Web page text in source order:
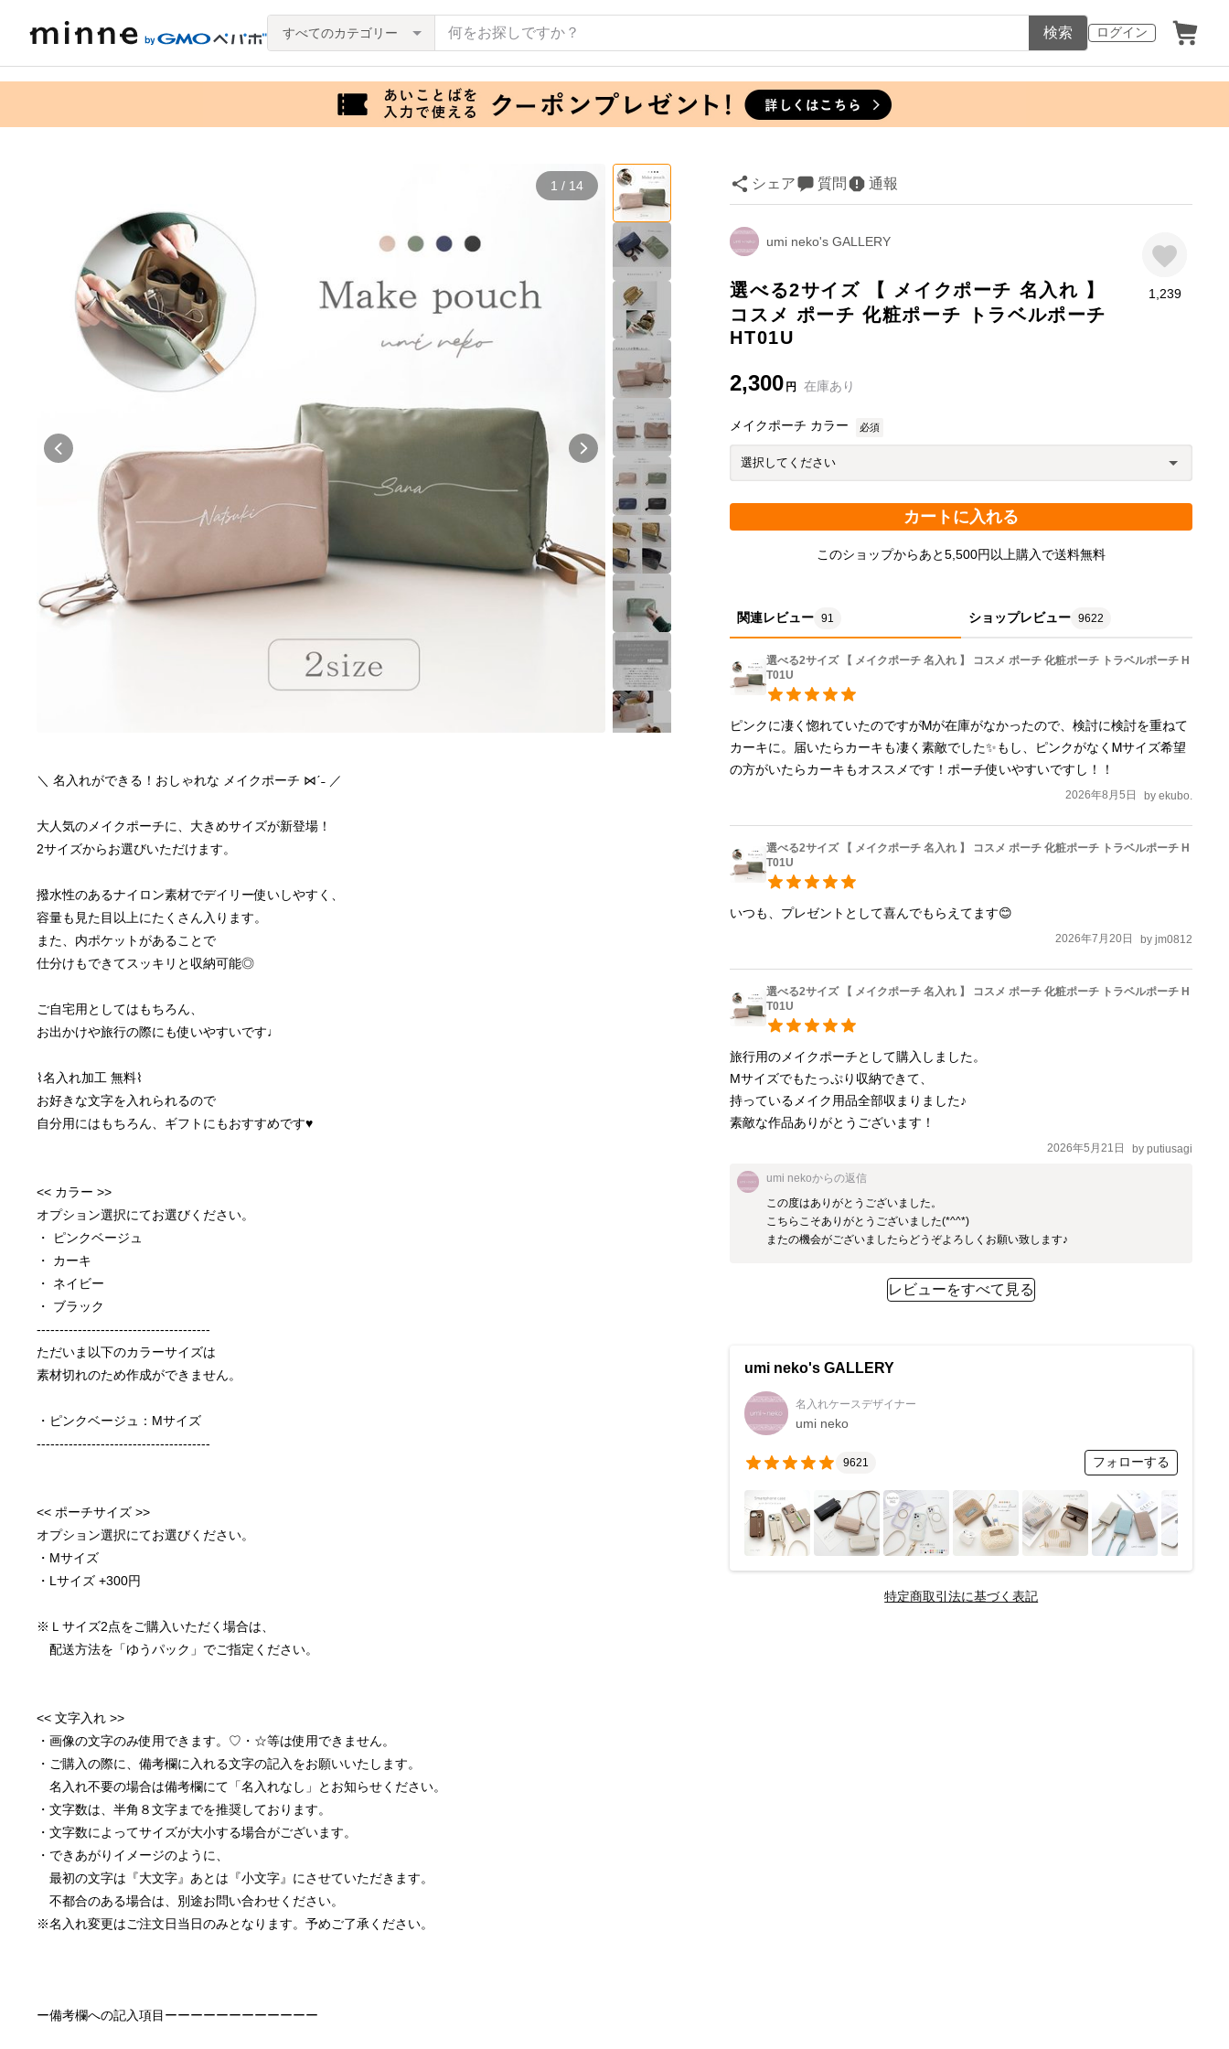
ログイン
すべてのカテゴリー 検索
1 / 14 シェア 質問 通報
umi neko's GALLERY
選べる2サイズ 【 メイクポーチ 名入れ 】
コスメ ポーチ 化粧ポーチ トラベルポーチ
HT01U
2,300 円 在庫あり
1,239
メイクポーチ カラー 必須
カートに入れる
このショップからあと5,500円以上購入で送料無料
＼ 名入れができる！おしゃれな メイクポーチ ⋈ˊ˗ ／
大人気のメイクポーチに、大きめサイズが新登場！
2サイズからお選びいただけます。
撥水性のあるナイロン素材でデイリー使いしやすく、
容量も見た目以上にたくさん入ります。
また、内ポケットがあることで
仕分けもできてスッキリと収納可能◎
ご自宅用としてはもちろん、
お出かけや旅行の際にも使いやすいです♩
⌇名入れ加工 無料⌇
お好きな文字を入れられるので
自分用にはもちろん、ギフトにもおすすめです♥
<< カラー >>
オプション選択にてお選びください。
・ ピンクベージュ
・ カーキ
・ ネイビー
・ ブラック
--------------------------------------
ただいま以下のカラーサイズは
素材切れのため作成ができません。
・ピンクベージュ：Mサイズ
--------------------------------------
<< ポーチサイズ >>
オプション選択にてお選びください。
・Mサイズ
・Lサイズ +300円
※Ｌサイズ2点をご購入いただく場合は、
配送方法を「ゆうパック」でご指定ください。
<< 文字入れ >>
・画像の文字のみ使用できます。♡・☆等は使用できません。
・ご購入の際に、備考欄に入れる文字の記入をお願いいたします。
名入れ不要の場合は備考欄にて「名入れなし」とお知らせください。
・文字数は、半角８文字までを推奨しております。
・文字数によってサイズが大小する場合がございます。
・できあがりイメージのように、
最初の文字は『大文字』あとは『小文字』にさせていただきます。
不都合のある場合は、別途お問い合わせください。
※名入れ変更はご注文日当日のみとなります。予めご了承ください。
ー備考欄への記入項目ーーーーーーーーーーーー
関連レビュー 91 ショップレビュー 9622
選べる2サイズ 【 メイクポーチ 名入れ 】 コスメ ポーチ 化粧ポーチ トラベルポーチ H
T01U
ピンクに凄く惚れていたのですがᎷが在庫がなかったので、検討に検討を重ねて
カーキに。届いたらカーキも凄く素敵でした✨もし、ピンクがなくᎷサイズ希望
の方がいたらカーキもオススメです！ポーチ使いやすいですし！！
2026年8月5日 by ekubo.
選べる2サイズ 【 メイクポーチ 名入れ 】 コスメ ポーチ 化粧ポーチ トラベルポーチ H
T01U
2026年7月20日 by jm0812
選べる2サイズ 【 メイクポーチ 名入れ 】 コスメ ポーチ 化粧ポーチ トラベルポーチ H
T01U
旅行用のメイクポーチとして購入しました。
Mサイズでもたっぷり収納できて、
持っているメイク用品全部収まりました♪
素敵な作品ありがとうございます！
2026年5月21日 by putiusagi
umi nekoからの返信
この度はありがとうございました。
こちらこそありがとうございました(*^^*)
またの機会がございましたらどうぞよろしくお願い致します♪
レビューをすべて見る
umi neko's GALLERY
名入れケースデザイナー
umi neko
9621 フォローする
特定商取引法に基づく表記